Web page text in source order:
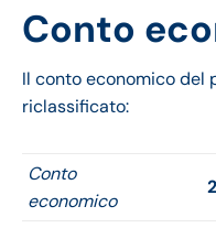
Conto
Il conto economico del
riclassificato:
Conto
economico